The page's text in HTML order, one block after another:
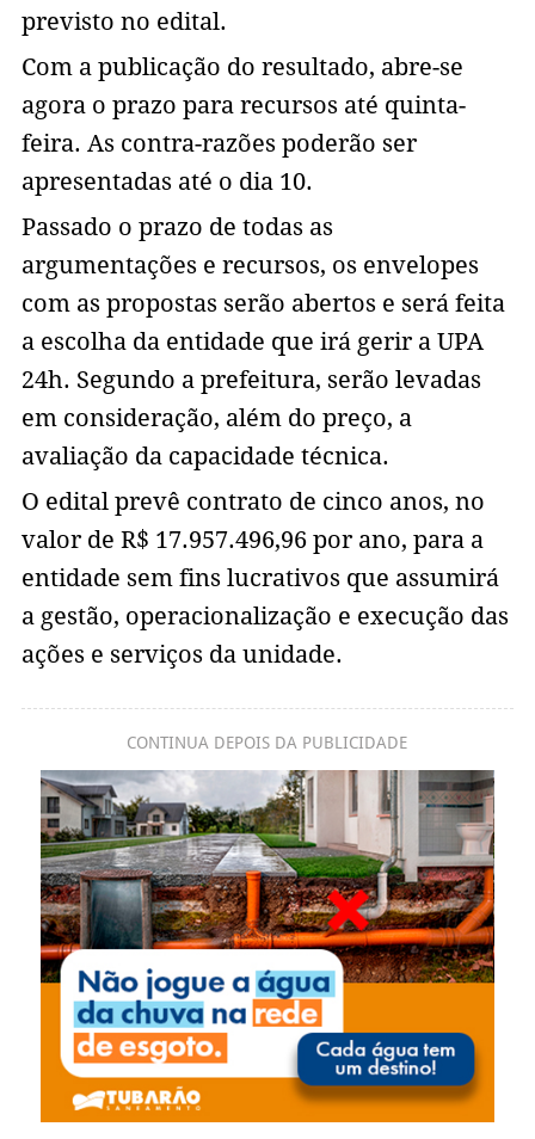
previsto no edital.
Com a publicação do resultado, abre-se
agora o prazo para recursos até quinta-
feira. As contra-razões poderão ser
apresentadas até o dia 10.
Passado o prazo de todas as
argumentações e recursos, os envelopes
com as propostas serão abertos e será feita
a escolha da entidade que irá gerir a UPA
24h. Segundo a prefeitura, serão levadas
em consideração, além do preço, a
avaliação da capacidade técnica.
O edital prevê contrato de cinco anos, no
valor de R$ 17.957.496,96 por ano, para a
entidade sem fins lucrativos que assumirá
a gestão, operacionalização e execução das
ações e serviços da unidade.
CONTINUA DEPOIS DA PUBLICIDADE